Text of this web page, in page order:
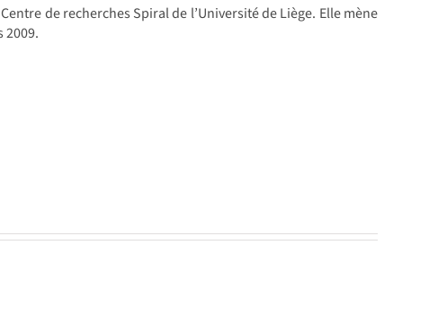
de recherches Spiral de l’Université de Liège. Elle mène
2009.